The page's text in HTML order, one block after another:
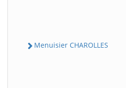
Menuisier CHAROLLES